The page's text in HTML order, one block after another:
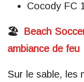
Cocody FC
🏖 Beach
ambiance de feu
Sur le sable, les